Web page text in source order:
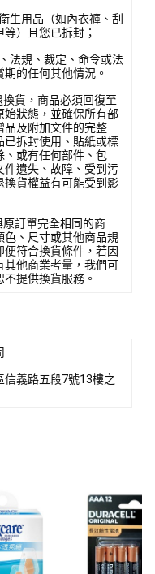
生用品（如內衣褲、刮
）且您已拆封；
法規、裁定、命令或法
的任何其他情況。
貨，商品必須回復至
始狀態，並確保所有部
品及附加文件的完整
已拆封使用、貼紙或標
、或有任何部件、包
件遺失、故障、受到污
換貨權益有可能受到影
訂單完全相同的商
色、尺寸或其他商品規
便符合換貨條件，若因
其他商業考量，我們可
提供換貨服務。
信義路五段7號13樓之